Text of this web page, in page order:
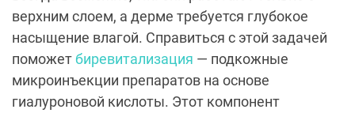
верхним слоем, а дерме требуется глубокое
насыщение влагой. Справиться с этой задачей
поможетбиревитализация — подкожные
микроинъекции препаратов на основе
гиалуроновой кислоты. Этот компонент